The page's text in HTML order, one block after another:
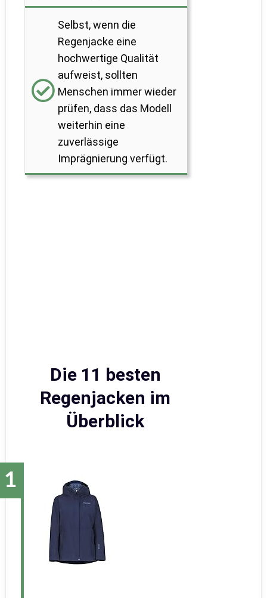
Selbst, wenn die
Regenjacke eine
hochwertige Qualität
aufweist, sollten
Menschen immer wieder
prüfen, dass das Modell
weiterhin eine
zuverlässige
Imprägnierung verfügt.
Die 11 besten
Regenjacken im
Überblick